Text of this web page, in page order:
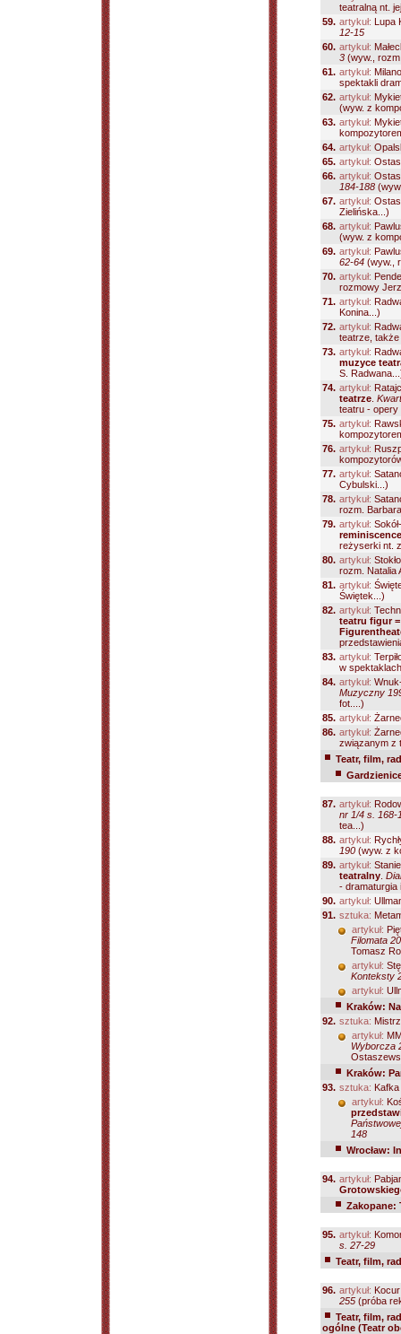
teatralną nt.
59. artykuł: Lupa
12-15
60. artykuł:
3 (wyw.,
61. artykuł:
spektakli
62. artykuł:
(wyw. z
63. artykuł:
64. artykuł:
65. artykuł:
66. artykuł:
184-188
67. artykuł:
Zielińska...)
68. artykuł:
(wyw. z
69. artykuł:
62-64 (wyw.,
70. artykuł:
rozmowy
71. artykuł:
Konina...)
72. artykuł:
teatrze, także
73. artykuł:
muzyce
S.
74. artykuł:
teatrze
teatru - opery
75. artykuł:
76. artykuł:
77. artykuł:
Cybulski...)
78. artykuł:
rozm.
79. artykuł:
reżyserki nt.
80. artykuł:
rozm. Natalia
81. artykuł:
Świętek...)
82. artykuł:
teatru figur
83. artykuł:
w
84. artykuł:
Muzyczny
fot....)
85. artykuł:
86. artykuł:
związanym z
Teatr, film,
87. artykuł:
nr 1/4 s. 168-
tea...)
88. artykuł:
190 (wyw. z
89. artykuł:
teatralny
- dramaturgia
90. artykuł:
91. sztuka:
artykuł:
Filomata
Tomasz
artykuł:
Konteksty
artykuł:
Kraków:
92. sztuka:
artykuł:
Wyborcza
Kraków:
93. sztuka:
artykuł:
148
Wrocław:
94. artykuł:
Zakopane:
95. artykuł:
s. 27-29
Teatr, film,
96. artykuł:
255 (próba
Teatr, film,
ogólne (Teatr